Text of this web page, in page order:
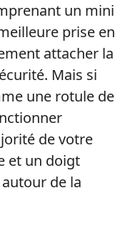
un mini
prise en
attacher la
Mais si
une rotule de
de votre
et un doigt
de la